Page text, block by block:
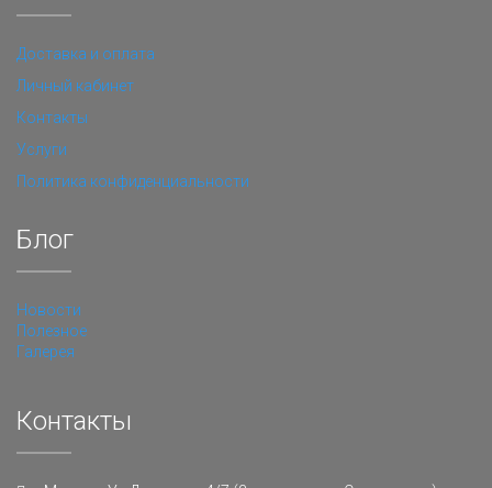
Доставка и оплата
Личный кабинет
Контакты
Услуги
Политика конфиденциальности
Блог
Новости
Полезное
Галерея
Контакты